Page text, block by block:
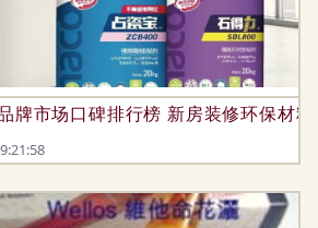
牌市场口碑排行榜 新房装修环保材